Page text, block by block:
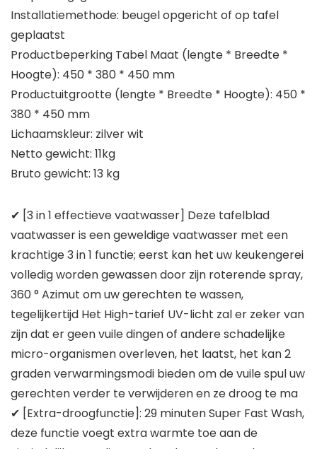
Installatiemethode: beugel opgericht of op tafel
geplaatst
Productbeperking Tabel Maat (lengte * Breedte *
Hoogte): 450 * 380 * 450 mm
Productuitgrootte (lengte * Breedte * Hoogte): 450 *
380 * 450 mm
Lichaamskleur: zilver wit
Netto gewicht: 11kg
Bruto gewicht: 13 kg
✔ [3 in 1 effectieve vaatwasser] Deze tafelblad
vaatwasser is een geweldige vaatwasser met een
krachtige 3 in 1 functie; eerst kan het uw keukengerei
volledig worden gewassen door zijn roterende spray,
360 ° Azimut om uw gerechten te wassen,
tegelijkertijd Het High-tarief UV-licht zal er zeker van
zijn dat er geen vuile dingen of andere schadelijke
micro-organismen overleven, het laatst, het kan 2
graden verwarmingsmodi bieden om de vuile spul uw
gerechten verder te verwijderen en ze droog te ma
✔ [Extra-droogfunctie]: 29 minuten Super Fast Wash,
deze functie voegt extra warmte toe aan de